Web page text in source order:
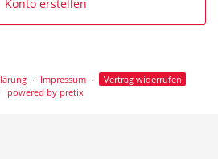
Konto erstellen
Impressum
Vertrag widerrufen
powered by pretix